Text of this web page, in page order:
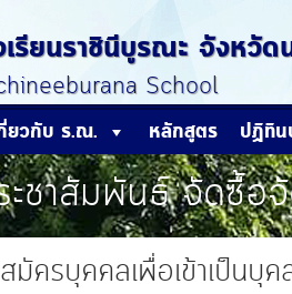
เรียนราชินีบูรณะ จังหวั
School
ยวกับ ร.ณ. หลักสูตร ปฏิทิ
ะชาสัมพันธ์ จัดซื้อ
มัครบุคคลเพื่อเข้าเป็นบุ